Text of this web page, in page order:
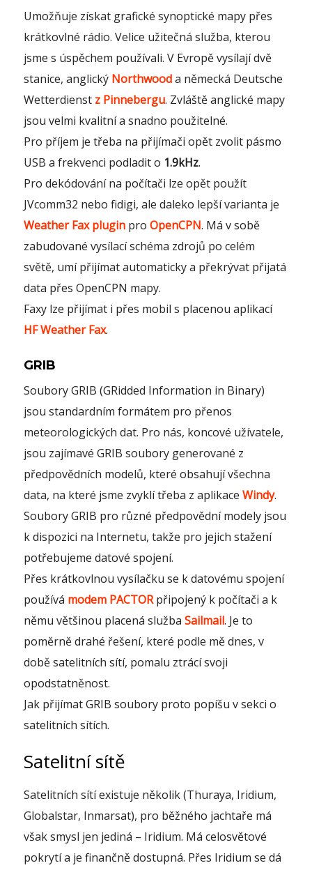
Umožňuje získat grafické synoptické mapy přes
krátkovlné rádio. Velice užitečná služba, kterou
jsme s úspěchem používali. V Evropě vysílají dvě
stanice, anglický Northwooda německá Deutsche
Wetterdienst z Pinnebergu. Zvláště anglické mapy
jsou velmi kvalitní a snadno použitelné.
Pro příjem je třeba na přijímači opět zvolit pásmo
USB a frekvenci podladit o 1.9kHz.
Pro dekódování na počítači lze opět použít
JVcomm32 nebo fidigi, ale daleko lepší varianta je
Weather Fax plugin proOpenCPN. Má v sobě
zabudované vysílací schéma zdrojů po celém
světě, umí přijímat automaticky a překrývat přijatá
data přes OpenCPN mapy.
Faxy lze přijímat i přes mobil s placenou aplikací
HF Weather Fax.
GRIB
Soubory GRIB (GRidded Information in Binary)
jsou standardním formátem pro přenos
meteorologických dat. Pro nás, koncové užívatele,
jsou zajímavé GRIB soubory generované z
předpovědních modelů, které obsahují všechna
data, na které jsme zvyklí třeba z aplikaceWindy.
Soubory GRIB pro různé předpovědní modely jsou
k dispozici na Internetu, takže pro jejich stažení
potřebujeme datové spojení.
Přes krátkovlnou vysílačku se k datovému spojení
používá modem PACTORpřipojený k počítači a k
němu většinou placená službaSailmail. Je to
poměrně drahé řešení, které podle mě dnes, v
době satelitních sítí, pomalu ztrácí svoji
opodstatněnost.
Jak přijímat GRIB soubory proto popíšu v sekci o
satelitních sítích.
Satelitní sítě
Satelitních sítí existuje několik (Thuraya, Iridium,
Globalstar, Inmarsat), pro běžného jachtaře má
však smysl jen jediná – Iridium. Má celosvětové
pokrytí a je finančně dostupná. Přes Iridium se dá